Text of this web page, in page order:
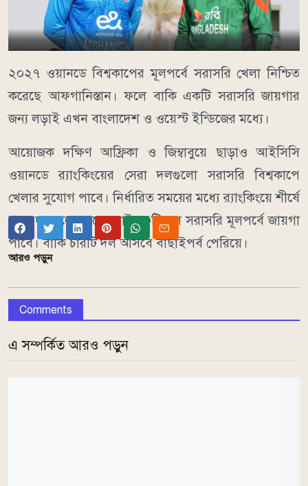
২০২৭ ওয়ানডে বিশ্বকাপের মূলপর্বে সরাসরি খেলা নিশ্চিত
করেছে আফগানিস্তান। ফলে বাকি একটি সরাসরি জায়গার
জন্য লড়াই এখন বাংলাদেশ ও ওয়েস্ট ইন্ডিজের মধ্যে।
আয়োজক দক্ষিণ আফ্রিকা ও জিম্বাবুয়ে ছাড়াও আইসিসি
ওয়ানডে র‌্যাংকিংয়ের সেরা দলগুলো সরাসরি বিশ্বকাপে
খেলার সুযোগ পাবে। নির্ধারিত সময়ের মধ্যে র‌্যাংকিংয়ে শীর্ষে
থাকা দলগুলো থেকে মোট ১০টি দল সরাসরি মূলপর্বে জায়গা
পাবে। বাকি চারটি দল আসবে বাছাইপর্ব পেরিয়ে।
আরও পড়ুন
Comments
এ সম্পর্কিত আরও পড়ুন